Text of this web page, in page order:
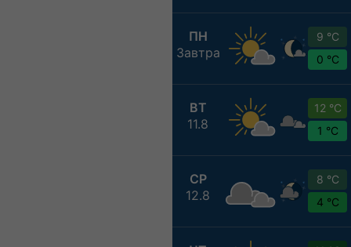
ПН
Завтра
9 °C
0 °C
ВТ
11.8
12 °C
1 °C
СР
12.8
8 °C
4 °C